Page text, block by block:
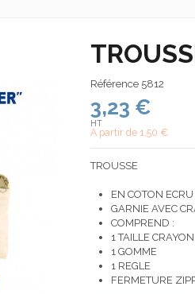
Référence 5812
3,23 €
HT
A partir de 1,50 €
TROUSSE
EN COTON ECRU
GARNIE AVEC
COMPREND :
1 TAILLE
1 GOMME
1 REGLE
FERMETURE